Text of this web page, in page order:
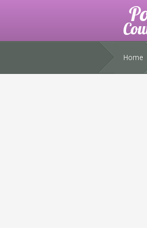
Home